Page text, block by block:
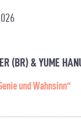
(BR) & YUME
und Wahnsinn“